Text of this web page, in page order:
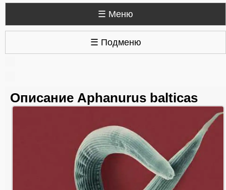
☰ Меню
☰ Подменю
Описание Aphanurus balticas